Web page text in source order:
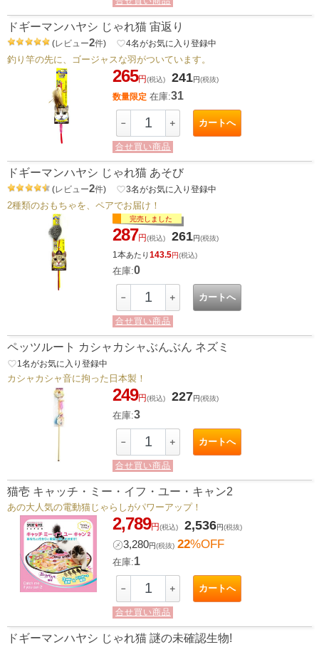
ドギーマンハヤシ じゃれ猫 宙返り
(レビュー2件) favorite_border4名がお気に入り登録中
釣り竿の先に、ゴージャスな羽がついています。
265円(税込) 241円(税抜)
数量限定 在庫:31
－ ＋ カートへ
合せ買い商品
ドギーマンハヤシ じゃれ猫 あそび
(レビュー2件) favorite_border3名がお気に入り登録中
2種類のおもちゃを、ペアでお届け！
完売しました
287円(税込) 261円(税抜)
1本あたり143.5円(税込)
在庫:0
－ ＋ カートへ
合せ買い商品
ペッツルート カシャカシャぶんぶん ネズミ
favorite_border1 名がお気に入り登録中
カシャカシャ音に拘った日本製！
249円(税込) 227円(税抜)
在庫:3
－ ＋ カートへ
合せ買い商品
猫壱 キャッチ・ミー・イフ・ユー・キャン2
あの大人気の電動猫じゃらしがパワーアップ！
2,789円(税込) 2,536円(税抜)
㋱3,280円(税抜) 22%OFF
在庫:1
－ ＋ カートへ
合せ買い商品
ドギーマンハヤシ じゃれ猫 謎の未確認生物!